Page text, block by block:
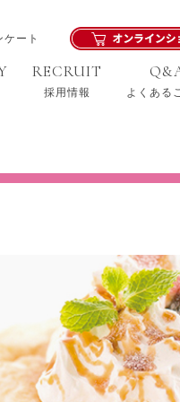
ケート
RECRUIT
採用情報 よくある